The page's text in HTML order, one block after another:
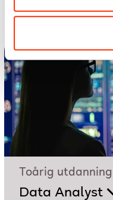
Toårig utdanning
Data Analyst